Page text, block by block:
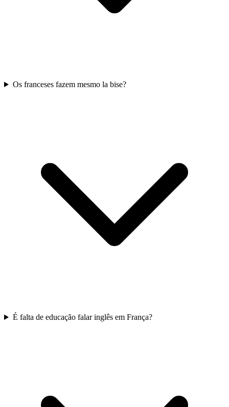
Os franceses fazem mesmo la bise?
É falta de educação falar inglês em França?